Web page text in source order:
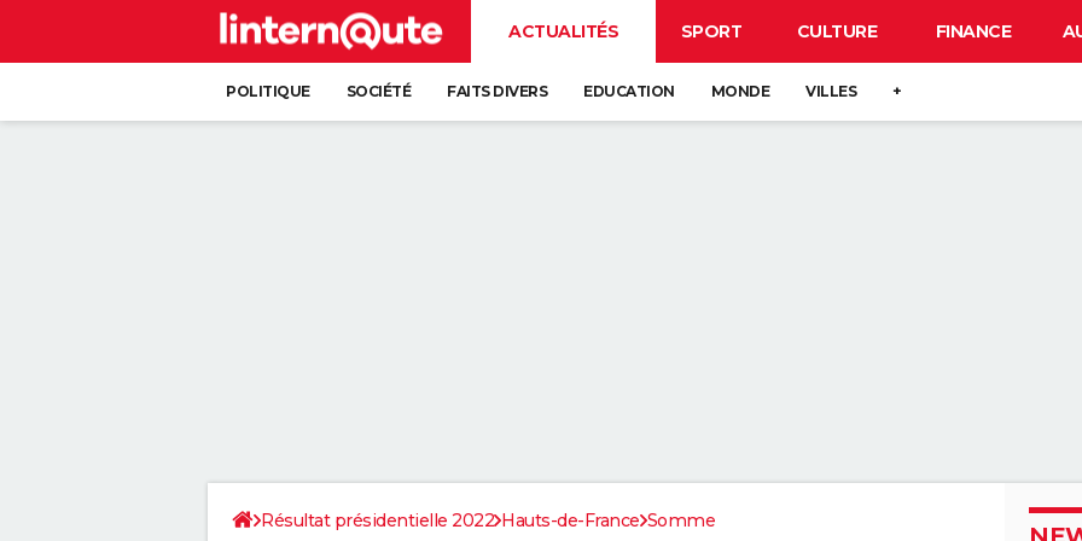
ACTUALITÉS SPORT CULTURE FINANCE
POLITIQUE SOCIÉTÉ FAITS DIVERS EDUCATION MONDE VILLES +
Résultat présidentielle 2022 Hauts-de-France Somme